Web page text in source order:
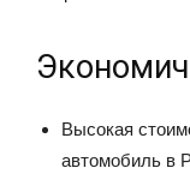
Высокая
автомобиль в